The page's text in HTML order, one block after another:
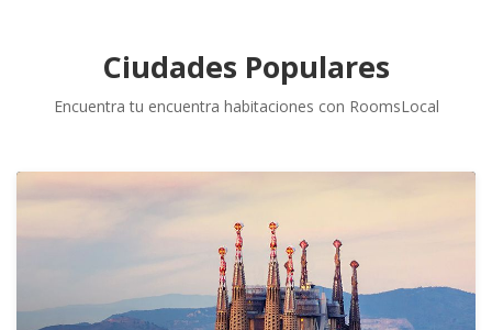
Ciudades Populares
Encuentra tu encuentra habitaciones con RoomsLocal